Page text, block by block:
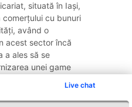
Live chat
situată în Iași,
comerțului cu bunuri
având o
acest sector încă
a ales să se
unei game